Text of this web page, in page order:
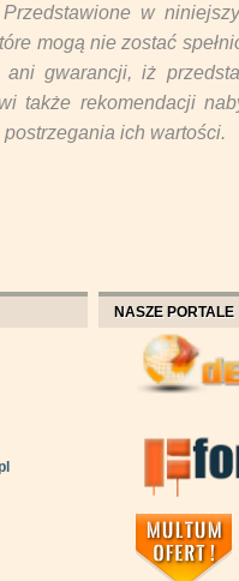
w
mogą nie zostać
gwarancji, iż
także rekomendacji
ich wartości.
NASZE PORTALE